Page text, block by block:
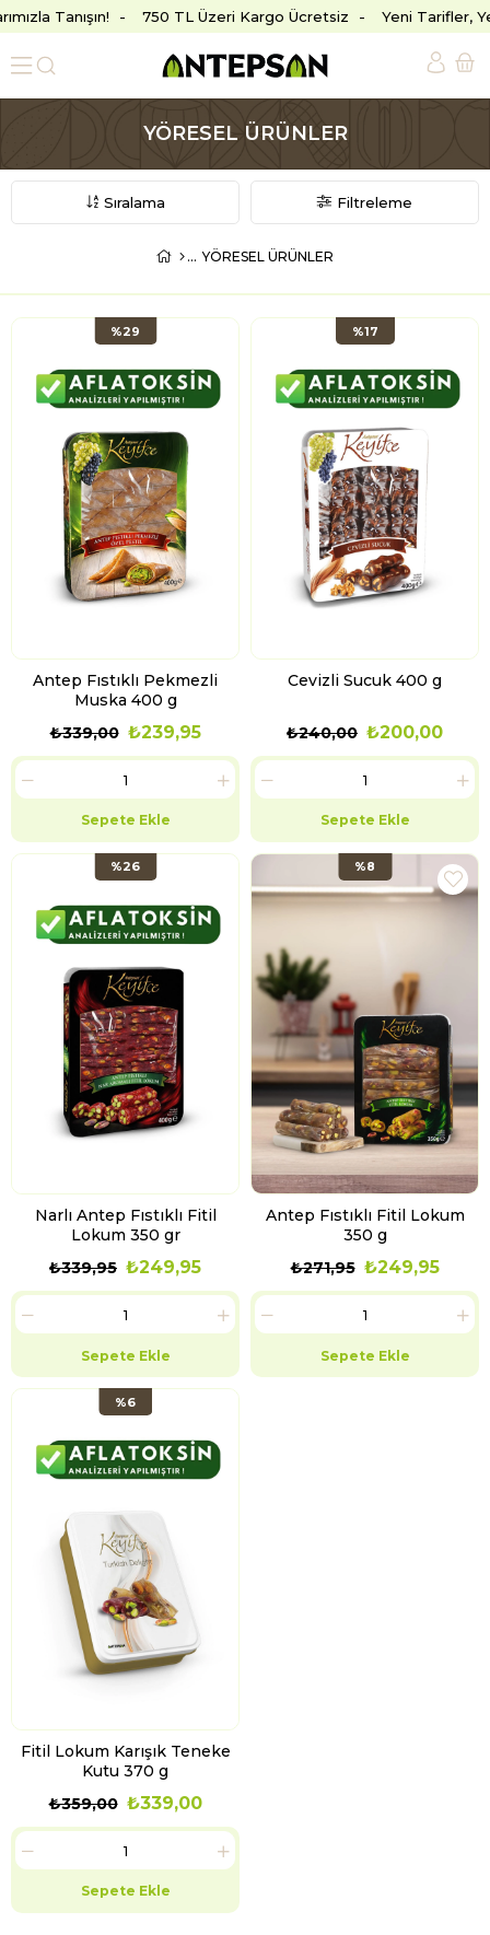
Tanışın! 750 TL Üzeri Kargo Ücretsiz Yeni Tarifler,
YÖRESEL ÜRÜNLER
Filtreleme
Sıralama
YÖRESEL ÜRÜNLER
Antep Fıstıklı Pekmezli
Muska 400 g
₺239,95
₺339,00
%29
Sepete Ekle
Cevizli Sucuk 400 g
₺200,00
₺240,00
%17
Sepete Ekle
Narlı Antep Fıstıklı Fitil
Lokum 350 gr
₺249,95
₺339,95
%26
Sepete Ekle
Antep Fıstıklı Fitil Lokum
350 g
₺249,95
₺271,95
%8
Sepete Ekle
Fitil Lokum Karışık Teneke
Kutu 370 g
₺339,00
₺359,00
%6
Sepete Ekle